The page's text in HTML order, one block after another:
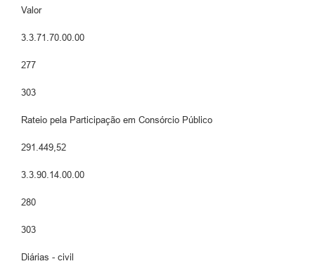
Valor
3.3.71.70.00.00
277
303
Rateio pela Participação em Consórcio Público
291.449,52
3.3.90.14.00.00
280
303
Diárias - civil